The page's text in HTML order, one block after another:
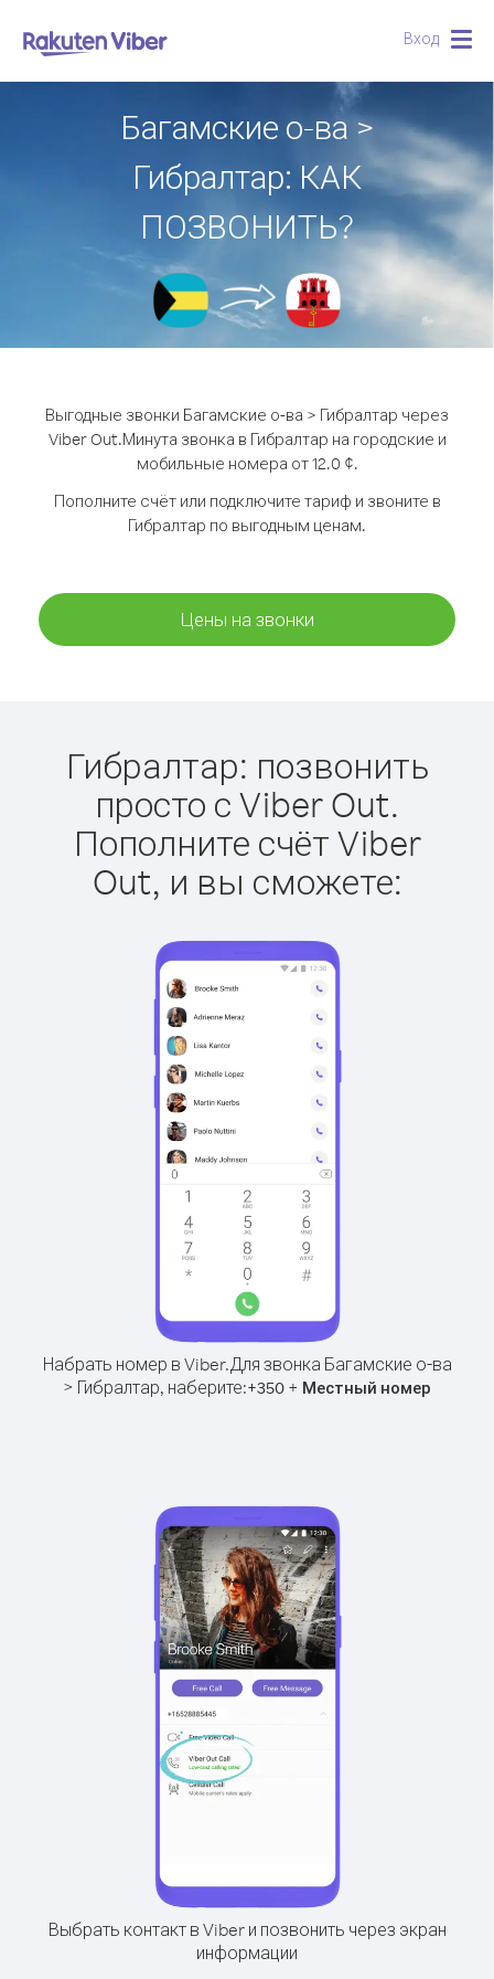
Вход
Багамские о-ва >
Гибралтар: КАК
ПОЗВОНИТЬ?
Выгодные звонки Багамские о-ва > Гибралтар через
Viber Out.Минута звонка в Гибралтар на городские и
мобильные номера от 12.0 ¢.
Пополните счёт или подключите тариф и звоните в
Гибралтар по выгодным ценам.
Цены на звонки
Гибралтар: позвонить
просто с Viber Out.
Пополните счёт Viber
Out, и вы сможете:
Набрать номер в Viber.Для звонка Багамские о-ва
> Гибралтар, наберите:+350 + Местный номер
Выбрать контакт в Viber и позвонить через экран
информации